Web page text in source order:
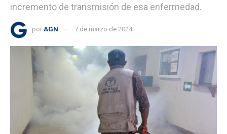
incremento de transmisión de esa enfermedad.
por AGN 7 de marzo de 2024